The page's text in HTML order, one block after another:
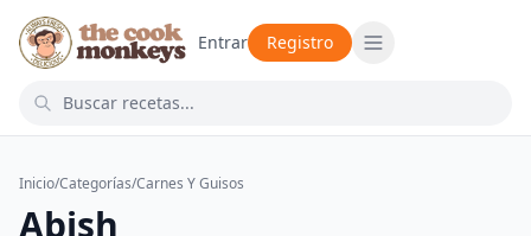
Entrar Registro
Inicio/Categorías/Carnes Y Guisos
Abish